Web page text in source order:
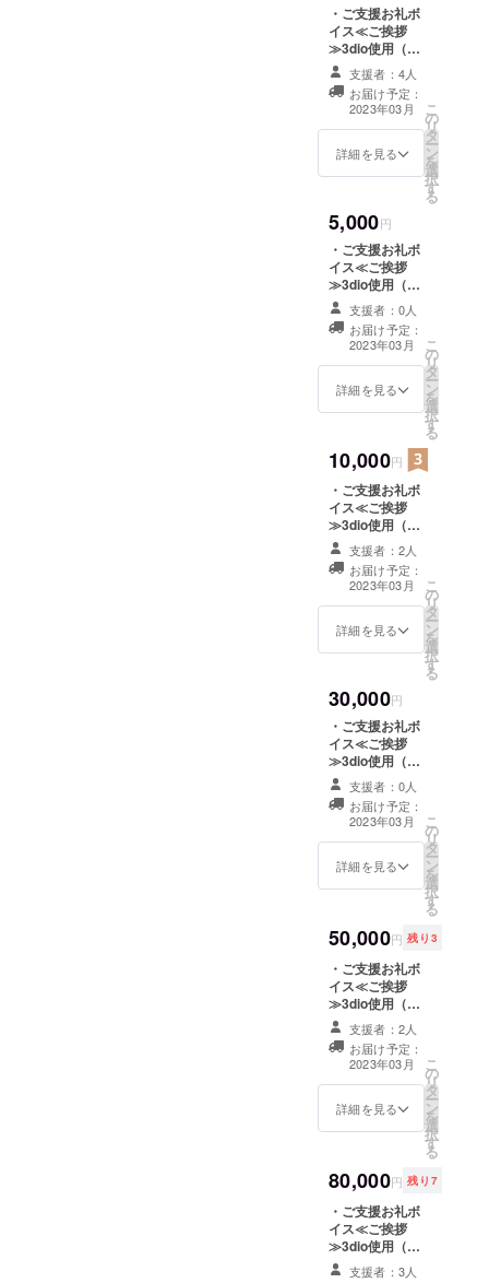
・ご支援お礼ボ
イス≪ご挨拶
≫3dio使用（共
通） ・配信画面
にてお名前掲載
（備考欄に記載
してください、
共通）
支援者：4人
お届け予定：
2023年03月
詳細を見る
こ
の
リ
タ
ー
ン
を
選
択
す
る
5,000円
・ご支援お礼ボ
イス≪ご挨拶
≫3dio使用（共
通） ・配信画面
にてお名前掲載
（備考欄に記載
してください、
共通） ・ご支援
お礼ボイス≪感
支援者：0人
お届け予定：
2023年03月
詳細を見る
こ
の
リ
タ
ー
ン
を
選
択
す
る
10,000円
・ご支援お礼ボ
イス≪ご挨拶
≫3dio使用（共
通） ・配信画面
にてお名前掲載
（備考欄に記載
してください、
共通） ・ご支援
お礼ボイス≪感
エーションボイ
ス3dio使用（心
音、耳掃除）
（共通）
支援者：2人
お届け予定：
2023年03月
詳細を見る
こ
の
リ
タ
ー
ン
を
選
択
す
る
30,000円
・ご支援お礼ボ
イス≪ご挨拶
≫3dio使用（共
通） ・配信画面
にてお名前掲載
（備考欄に記載
してください、
共通） ・ご支援
お礼ボイス≪感
エーションボイ
ス3dio使用（心
音、耳掃除）
（共通） ・ボグ
ドー描きおろし
SDアクリルキー
ホルダー70mm
x 70mm ・直筆
お手紙（共通）
エーションボイ
ス3dio使用 20
支援者：0人
お届け予定：
2023年03月
詳細を見る
こ
の
リ
タ
ー
ン
を
選
択
す
る
50,000円 残り3
・ご支援お礼ボ
イス≪ご挨拶
≫3dio使用（共
通） ・配信画面
にてお名前掲載
（備考欄に記載
してください、
共通） ・ご支援
お礼ボイス≪感
エーションボイ
ス3dio使用（心
音、耳掃除）
（共通） ・ボグ
ドー描きおろし
SDアクリルキー
支援者：2人
お届け予定：
2023年03月
詳細を見る
こ
の
リ
タ
ー
ン
を
選
択
す
る
80,000円 残り7
・ご支援お礼ボ
イス≪ご挨拶
≫3dio使用（共
通） ・配信画面支援者：3人